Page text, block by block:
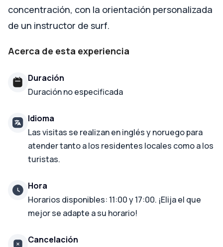
concentración, con la orientación personalizada
de un instructor de surf.
Acerca de esta experiencia
Duración
Duración no especificada
Idioma
Las visitas se realizan en inglés y noruego para
atender tanto a los residentes locales como a los
turistas.
Hora
Horarios disponibles: 11:00 y 17:00. ¡Elija el que
mejor se adapte a su horario!
Cancelación